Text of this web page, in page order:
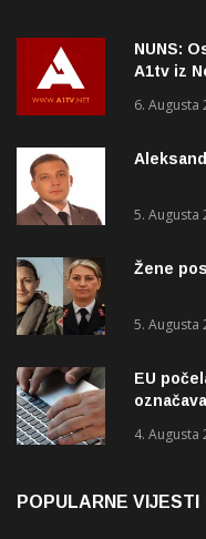
NUNS:
A1tv iz
6. Augusta
5. Augusta
Žene
5. Augusta
EU
4. Augusta
POPULARNE VIJESTI